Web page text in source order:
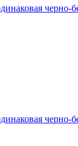
черно-
черно-